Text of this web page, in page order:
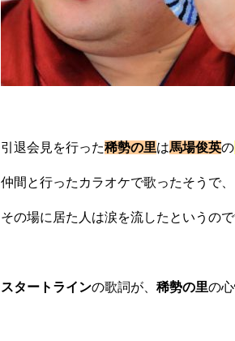
引退会見を行った稀勢の里は馬場俊英の
仲間と行ったカラオケで歌ったそうで、
その場に居た人は涙を流したというので
スタートラインの歌詞が、 稀勢の里の